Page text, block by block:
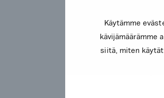
Käytämme
kävijämäärämme
siitä, miten